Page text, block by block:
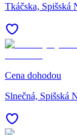
Tkáčska, Spišská
Cena dohodou
Slnečná, Spišská